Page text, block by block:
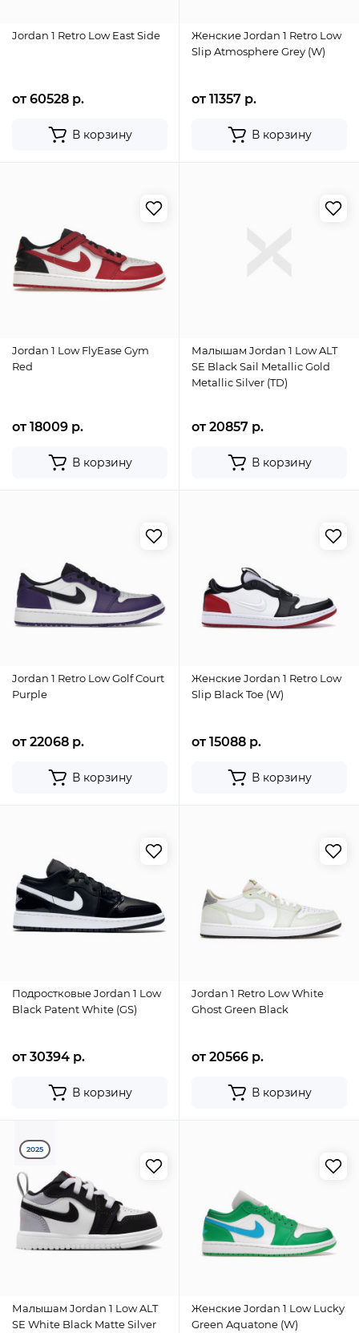
Jordan 1 Retro Low East Side
от 60528 р.
В корзину
Женские Jordan 1 Retro Low
Slip Atmosphere Grey (W)
от 11357 р.
В корзину
Jordan 1 Low FlyEase Gym
Red
от 18009 р.
В корзину
Малышам Jordan 1 Low ALT
SE Black Sail Metallic Gold
Metallic Silver (TD)
от 20857 р.
В корзину
Jordan 1 Retro Low Golf Court
Purple
от 22068 р.
В корзину
Женские Jordan 1 Retro Low
Slip Black Toe (W)
от 15088 р.
В корзину
Подростковые Jordan 1 Low
Black Patent White (GS)
от 30394 р.
В корзину
Jordan 1 Retro Low White
Ghost Green Black
от 20566 р.
В корзину
2025
Малышам Jordan 1 Low ALT
SE White Black Matte Silver
Женские Jordan 1 Low Lucky
Green Aquatone (W)